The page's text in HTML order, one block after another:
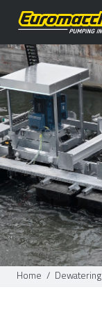
Home / Dewatering